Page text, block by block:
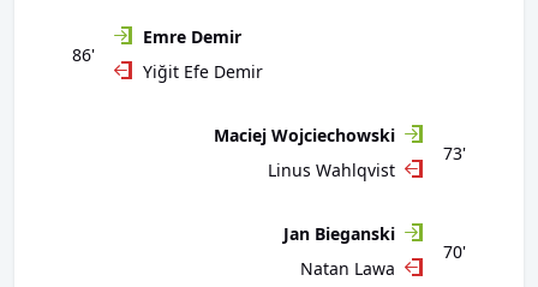
86'
Emre Demir
Yiğit Efe Demir
73'
Maciej Wojciechowski
Linus Wahlqvist
70'
Jan Bieganski
Natan Lawa